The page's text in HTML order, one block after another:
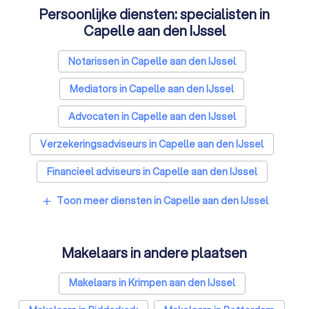
Persoonlijke diensten: specialisten in
Capelle aan den IJssel
Notarissen in Capelle aan den IJssel
Mediators in Capelle aan den IJssel
Advocaten in Capelle aan den IJssel
Verzekeringsadviseurs in Capelle aan den IJssel
Financieel adviseurs in Capelle aan den IJssel
Coaches in Capelle aan den IJssel
Relatietherapeuten in Capelle aan den IJssel
Psychologen in Capelle aan den IJssel
add Toon meer diensten in Capelle aan den IJssel
Makelaars in andere plaatsen
Makelaars in Krimpen aan den IJssel